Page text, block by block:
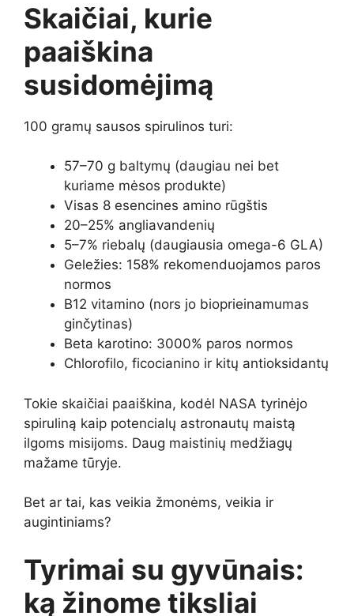
Skaičiai, kurie
paaiškina
susidomėjimą
100 gramų sausos spirulinos turi:
57–70 g baltymų (daugiau nei bet
kuriame mėsos produkte)
Visas 8 esencines amino rūgštis
20–25% angliavandenių
5–7% riebalų (daugiausia omega-6 GLA)
Geležies: 158% rekomenduojamos paros
normos
B12 vitamino (nors jo bioprieinamumas
ginčytinas)
Beta karotino: 3000% paros normos
Chlorofilo, ficocianino ir kitų antioksidantų
Tokie skaičiai paaiškina, kodėl NASA tyrinėjo
spiruliną kaip potencialų astronautų maistą
ilgoms misijoms. Daug maistinių medžiagų
mažame tūryje.
Bet ar tai, kas veikia žmonėms, veikia ir
augintiniams?
Tyrimai su gyvūnais:
ką žinome tiksliai